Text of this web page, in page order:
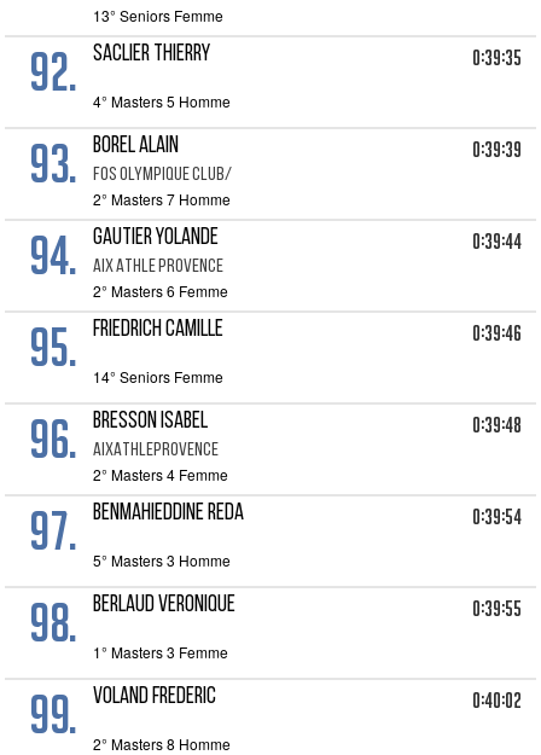
13° Seniors Femme
92. SACLIER THIERRY 0:39:35
4° Masters 5 Homme
93. BOREL ALAIN
FOS OLYMPIQUE CLUB/
0:39:39
2° Masters 7 Homme
94. GAUTIER YOLANDE
AIX ATHLE PROVENCE
0:39:44
2° Masters 6 Femme
95. FRIEDRICH CAMILLE 0:39:46
14° Seniors Femme
96. BRESSON ISABEL
AIXATHLEPROVENCE
0:39:48
2° Masters 4 Femme
97. BENMAHIEDDINE REDA 0:39:54
5° Masters 3 Homme
98. BERLAUD VERONIQUE 0:39:55
1° Masters 3 Femme
99. VOLAND FREDERIC 0:40:02
2° Masters 8 Homme